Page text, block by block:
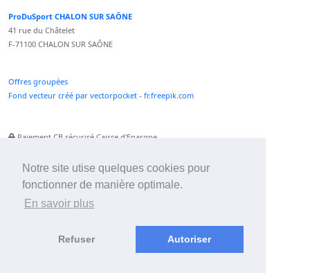
Notre site utise quelques cookies pour
fonctionner de manière optimale.
En savoir plus
Refuser Autoriser
ProDuSport CHALON SUR SAÔNE
41 rue du Châtelet
F-71100 CHALON SUR SAÔNE
Offres groupées
Fond vecteur créé par vectorpocket - fr.freepik.com
Paiement CB sécurisé Caisse d'Epargne
Paiement Paypal accepté